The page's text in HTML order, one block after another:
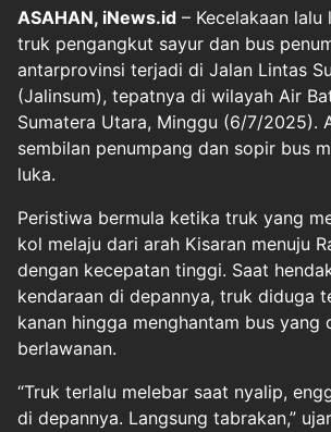
ASAHAN, iNews.id – Kecelakaan
truk pengangkut sayur dan bus
antarprovinsi terjadi di Jalan Lintas
(Jalinsum), tepatnya di wilayah Air
Sumatera Utara, Minggu (6/7/2025).
sembilan penumpang dan sopir bus
luka.
Peristiwa bermula ketika truk yang
kol melaju dari arah Kisaran menuju
dengan kecepatan tinggi. Saat
kendaraan di depannya, truk diduga
kanan hingga menghantam bus yang
berlawanan.
“Truk terlalu melebar saat nyalip,
di depannya. Langsung tabrakan,”